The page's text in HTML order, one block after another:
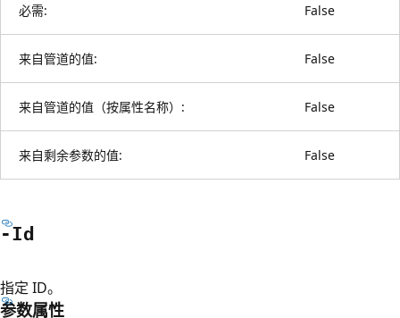
必需: False
来自管道的值: False
来自管道的值（按属性名称）: False
来自剩余参数的值: False
-Id
指定 ID。
参数属性